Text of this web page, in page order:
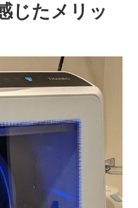
じたメリッ